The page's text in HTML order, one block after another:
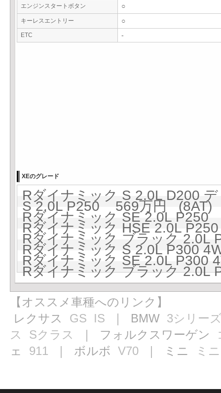
エンジンスタートボタン ○
キーレスエントリー ○
ETC -
XEのグレード
Rダイナミック S 2.0L D200
S 2.0L P250 569万円 (8AT)
Rダイナミック SE 2.0L
Rダイナミック HSE 2.0L
Rダイナミック ブラック
Rダイナミック S 2.0L P300
Rダイナミック SE 2.0L
Rダイナミック ブラック
【オススメ車種へのリンク】
レクサス GS IS ｜ BMW 3シリー
ス
Sクラス ｜ フォルクスワーゲン
ェ 911 ｜ ボルボ V70 ｜ ミニ ミニ